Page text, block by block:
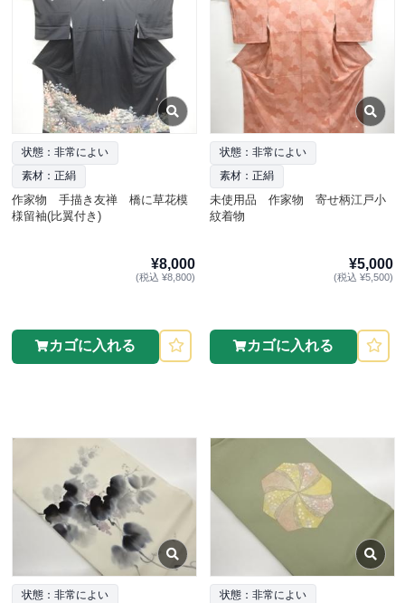
状態：非常によい
素材：正絹
作家物 手描き友禅 橋に草花模
様留袖(比翼付き)
¥8,000
(税込 ¥8,800)
カゴに入れる
状態：非常によい
素材：正絹
未使用品 作家物 寄せ柄江戸小
紋着物
¥5,000
(税込 ¥5,500)
カゴに入れる
状態：非常によい
状態：非常によい